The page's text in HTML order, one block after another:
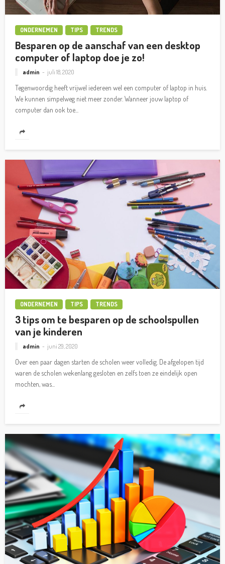
ONDERNEMEN TIPS TRENDS
Besparen op de aanschaf van een desktop
computer of laptop doe je zo!
admin juli 18, 2020
Tegenwoordig heeft vrijwel iedereen wel een computer of laptop in huis.
We kunnen simpelweg niet meer zonder. Wanneer jouw laptop of
computer dan ook toe...
ONDERNEMEN TIPS TRENDS
3 tips om te besparen op de schoolspullen
van je kinderen
admin juni 29, 2020
Over een paar dagen starten de scholen weer volledig. De afgelopen tijd
waren de scholen wekenlang gesloten en zelfs toen ze eindelijk open
mochten, was...